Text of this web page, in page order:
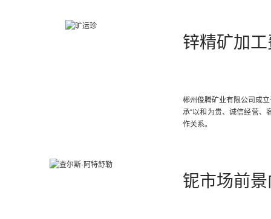
锌精矿加
郴州俊腾矿业有限公司成
承“以和为贵、诚信经营、
作关系。
铌市场前